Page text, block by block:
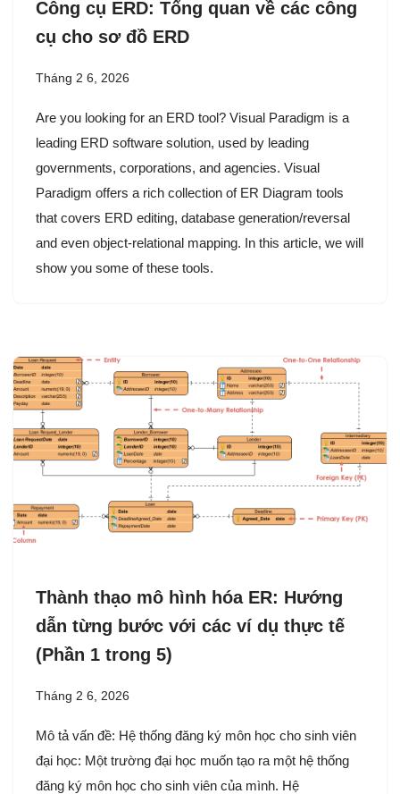
Công cụ ERD: Tổng quan về các công
cụ cho sơ đồ ERD
Tháng 2 6, 2026
Are you looking for an ERD tool? Visual Paradigm is a
leading ERD software solution, used by leading
governments, corporations, and agencies. Visual
Paradigm offers a rich collection of ER Diagram tools
that covers ERD editing, database generation/reversal
and even object-relational mapping. In this article, we will
show you some of these tools.
Thành thạo mô hình hóa ER: Hướng
dẫn từng bước với các ví dụ thực tế
(Phần 1 trong 5)
Tháng 2 6, 2026
Mô tả vấn đề: Hệ thống đăng ký môn học cho sinh viên
đại học: Một trường đại học muốn tạo ra một hệ thống
đăng ký môn học cho sinh viên của mình. Hệ